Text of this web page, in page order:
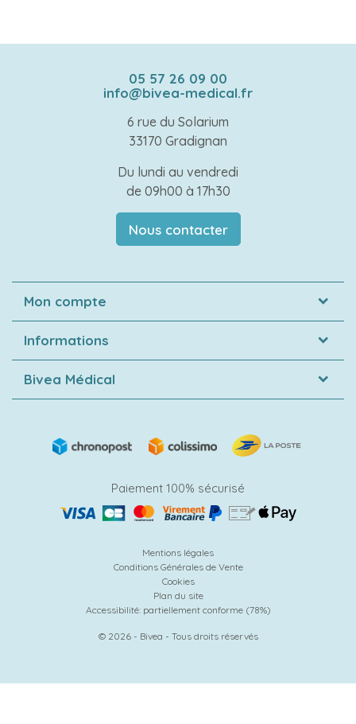
05 57 26 09 00
info@bivea-medical.fr
6 rue du Solarium
33170 Gradignan
Du lundi au vendredi
de 09h00 à 17h30
Nous contacter
Mon compte
Informations
Bivea Médical
Paiement 100% sécurisé
Mentions légales
Conditions Générales de Vente
Cookies
Plan du site
Accessibilité: partiellement conforme (78%)
© 2026 - Bivea - Tous droits réservés